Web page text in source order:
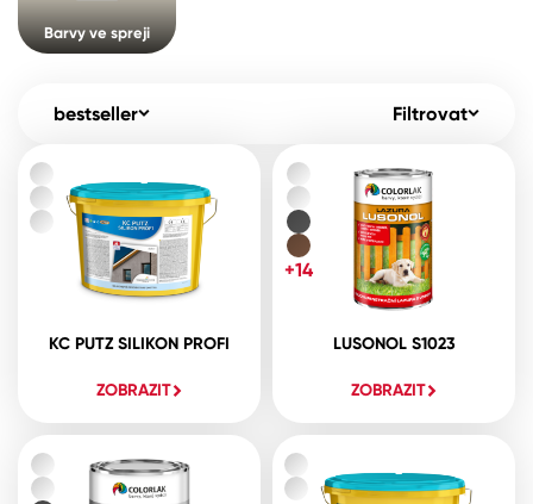
Pro akcionáře
Kontakty
Worldwide
Spreje
Ředidla, tužidla, čističe, technické
Barvy ve spreji
bestseller Filtrovat
KC PUTZ SILIKON PROFI
ZOBRAZIT
LUSONOL S1023
ZOBRAZIT
+14